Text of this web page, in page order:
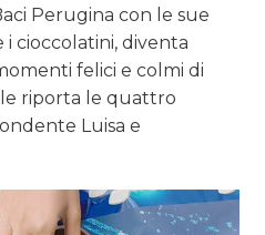
Perugina con le sue
cioccolatini, diventa
felici e colmi di
riporta le quattro
Luisa e